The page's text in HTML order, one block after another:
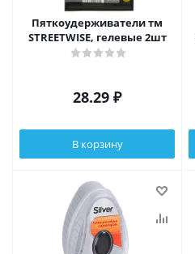
Пяткоудерживатели тм
STREETWISE, гелевые 2шт
28.29 ₽
В корзину